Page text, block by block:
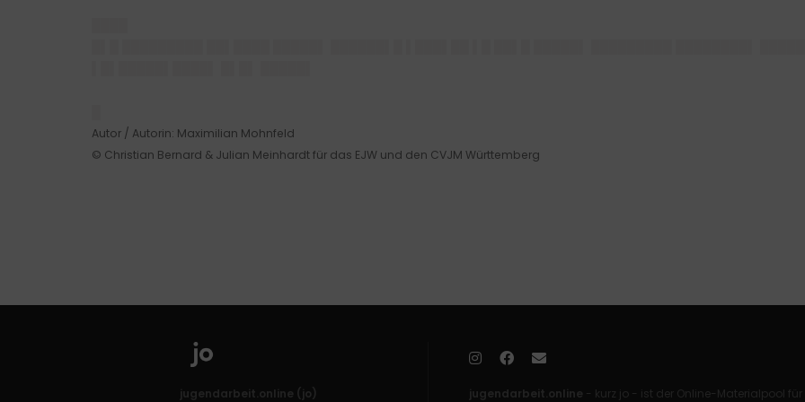
Autor / Autorin: Maximilian Mohnfeld
© Christian Bernard & Julian Meinhardt für das EJW und den CVJM Württemberg
jugendarbeit.online (jo) jugendarbeit.online - kurz jo - ist der Online-Materialpool